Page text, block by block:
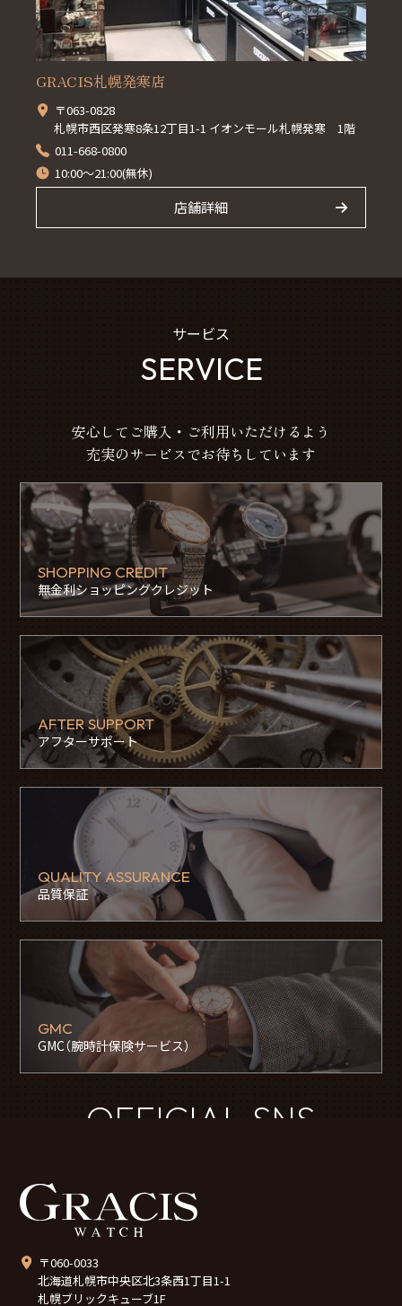
GRACIS札幌発寒店
〒063-0828
札幌市西区発寒8条12丁目1-1 イオンモール札幌発寒 1階
011-668-0800
10:00～21:00(無休)
店舗詳細
サービス
SERVICE
安心してご購入・ご利用いただけるよう
充実のサービスでお待ちしています
SHOPPING CREDIT
無金利ショッピングクレジット
AFTER SUPPORT
アフターサポート
QUALITY ASSURANCE
品質保証
GMC
GMC（腕時計保険サービス）
OFFICIAL SNS
〒060-0033
北海道札幌市中央区北3条西1丁目1-1
札幌ブリックキューブ1F